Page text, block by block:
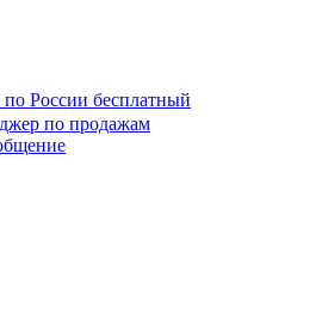
по России бесплатный
по продажам